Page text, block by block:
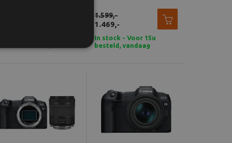
1.469,-
1.599,-
In stock - Voor 15u
besteld, vandaag